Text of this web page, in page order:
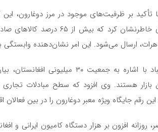
بر ظرفیت‌های موجود در مرز دوغارون،
دانست. وی خاطرنشان کرد
ارسال می‌شود. این امر نشان‌دهنده وابستگی
فرماندار تایباد با اشاره به
بازار هستند. وی افزود که سطح مبادلات تجاری
رقم جایگاه ویژه معبر دوغارون را در بین
روزانه افزون بر هزار دستگاه کامیون ایرانی و